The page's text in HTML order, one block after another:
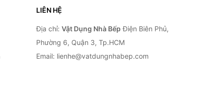
LIÊN HỆ
Địa chỉ: Vật Dụng Nhà Bếp Điện Biên Phủ,
Phường 6, Quận 3, Tp.HCM
Email: lienhe@vatdungnhabep.com